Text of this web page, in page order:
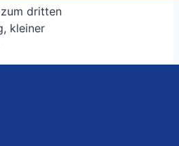
dritten
kleiner